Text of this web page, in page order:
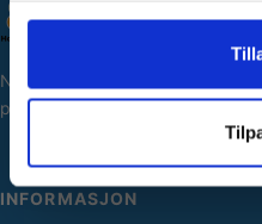
Norges største utvalg av
puslespill og hobbyartikler.
INFORMASJON
Ja takk,
Nei takk!